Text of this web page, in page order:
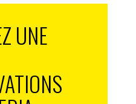
UNE